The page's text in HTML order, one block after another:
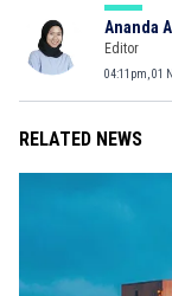
Ananda
Editor
04:11pm, 01
RELATED NEWS